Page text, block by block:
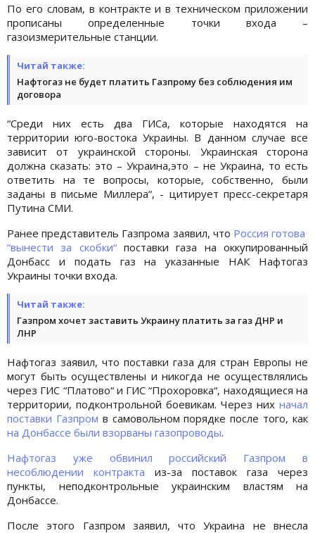
По его словам, в контракте и в техническом приложении
прописаны определенные точки входа –
газоизмерительные станции.
Читай также:
Нафтогаз не будет платить Газпрому без соблюдения им
договора
“Среди них есть два ГИСа, которые находятся на
территории юго-востока Украины. В данном случае все
зависит от украинской стороны. Украинская сторона
должна сказать: это – Украина,это – не Украина, то есть
ответить на те вопросы, которые, собственно, были
заданы в письме Миллера“, - цитирует пресс-секретаря
Путина СМИ.
Ранее представитель Газпрома заявил, что Россия готова
“вынести за скобки“поставки газа на оккупированный
Донбасс и подать газ на указанные НАК Нафтогаз
Украины точки входа.
Читай также:
Газпром хочет заставить Украину платить за газ ДНР и
ЛНР
Нафтогаз заявил, что поставки газа для стран Европы не
могут быть осуществлены и никогда не осуществлялись
через ГИС “Платово“ и ГИС “Прохоровка“, находящиеся на
территории, подконтрольной боевикам. Через них начал
поставки Газпром в самовольном порядке после того, как
на Донбассе были взорваны газопроводы.
Нафтогаз уже обвинил российский Газпром в
несоблюдении контракта из-за поставок газа через
пункты, неподконтрольные украинским властям на
Донбассе.
После этого Газпром заявил, что Украина не внесла